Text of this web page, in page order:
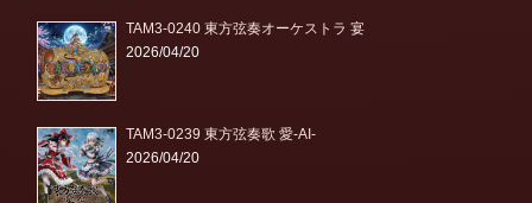
TAM3-0240 東方弦奏オーケストラ 宴
2026/04/20
TAM3-0239 東方弦奏歌 愛-AI-
2026/04/20